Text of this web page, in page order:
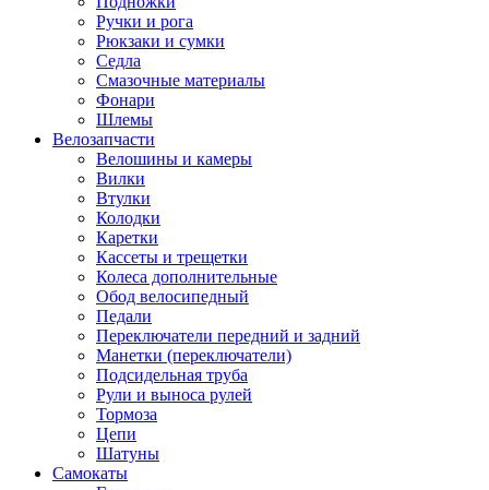
Ручки и рога
Рюкзаки и сумки
Седла
Смазочные материалы
Фонари
Шлемы
Велозапчасти
Велошины и камеры
Вилки
Втулки
Колодки
Каретки
Кассеты и трещетки
Колеса дополнительные
Обод велосипедный
Педали
Переключатели передний и задний
Манетки (переключатели)
Подсидельная труба
Рули и выноса рулей
Тормоза
Цепи
Шатуны
Самокаты